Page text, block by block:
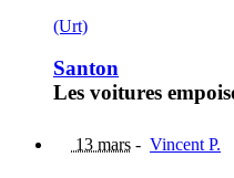
(Urt)
Santon
Les voitures
13 mars - Vincent P.